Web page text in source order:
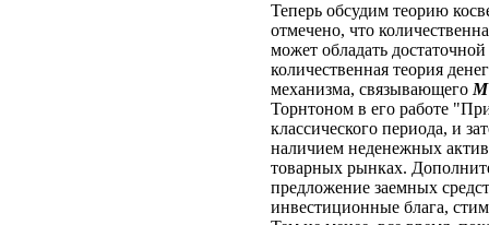
Теперь обсудим теорию
отмечено, что
может обладать
количественная теория
механизма, связывающего М
Торнтоном в его работе
классического периода, и
наличием неденежных
товарных рынках.
предложение заемных
инвестиционные блага,